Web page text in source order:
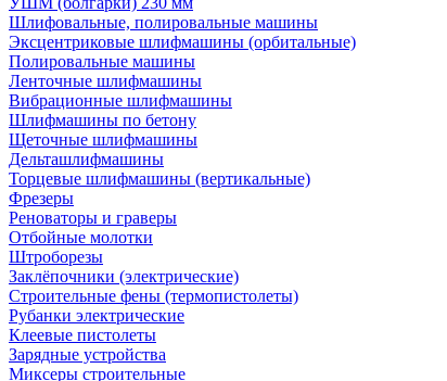
Шлифовальные, полировальные машины
Эксцентриковые шлифмашины (орбитальные)
Полировальные машины
Ленточные шлифмашины
Вибрационные шлифмашины
Шлифмашины по бетону
Щеточные шлифмашины
Дельташлифмашины
Торцевые шлифмашины (вертикальные)
Фрезеры
Реноваторы и граверы
Отбойные молотки
Штроборезы
Заклёпочники (электрические)
Строительные фены (термопистолеты)
Рубанки электрические
Клеевые пистолеты
Зарядные устройства
Миксеры строительные